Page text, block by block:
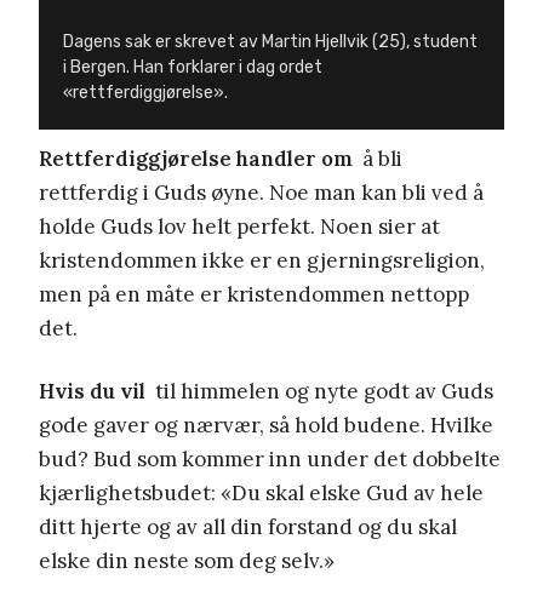
Dagens sak er skrevet av Martin Hjellvik (25), student
i Bergen. Han forklarer i dag ordet
«rettferdiggjørelse».
Rettferdiggjørelse handler om å bli
rettferdig i Guds øyne. Noe man kan bli ved å
holde Guds lov helt perfekt. Noen sier at
kristendommen ikke er en gjerningsreligion,
men på en måte er kristendommen nettopp
det.
Hvis du vil til himmelen og nyte godt av Guds
gode gaver og nærvær, så hold budene. Hvilke
bud? Bud som kommer inn under det dobbelte
kjærlighetsbudet: «Du skal elske Gud av hele
ditt hjerte og av all din forstand og du skal
elske din neste som deg selv.»